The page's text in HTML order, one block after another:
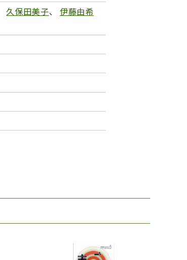
久保田美子、 伊藤由希